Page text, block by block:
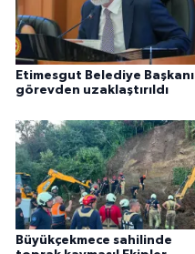
Etimesgut Belediye Başkanı
görevden uzaklaştırıldı
Büyükçekmece sahilinde